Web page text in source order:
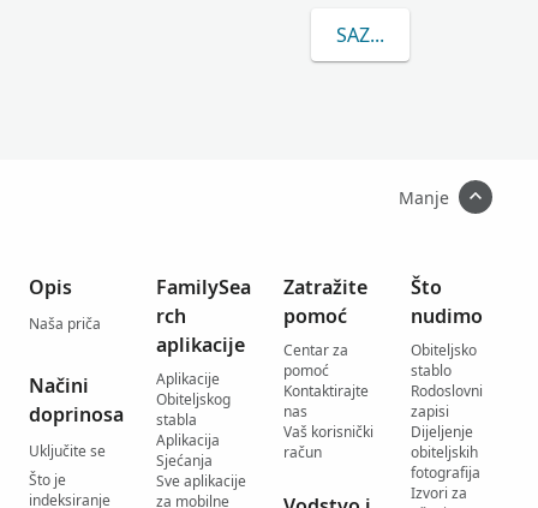
SAZNAJTE VIŠE O
Manje
Opis
Naša priča
Načini
doprinosa
Uključite se
Što je
indeksiranje
FamilySea
rch
aplikacije
Aplikacije
Obiteljskog
stabla
Aplikacija
Sjećanja
Sve aplikacije
za mobilne
Zatražite
pomoć
Centar za
pomoć
Kontaktirajte
nas
Vaš korisnički
račun
Što
nudimo
Obiteljsko
stablo
Rodoslovni
zapisi
Dijeljenje
obiteljskih
fotografija
Izvori za